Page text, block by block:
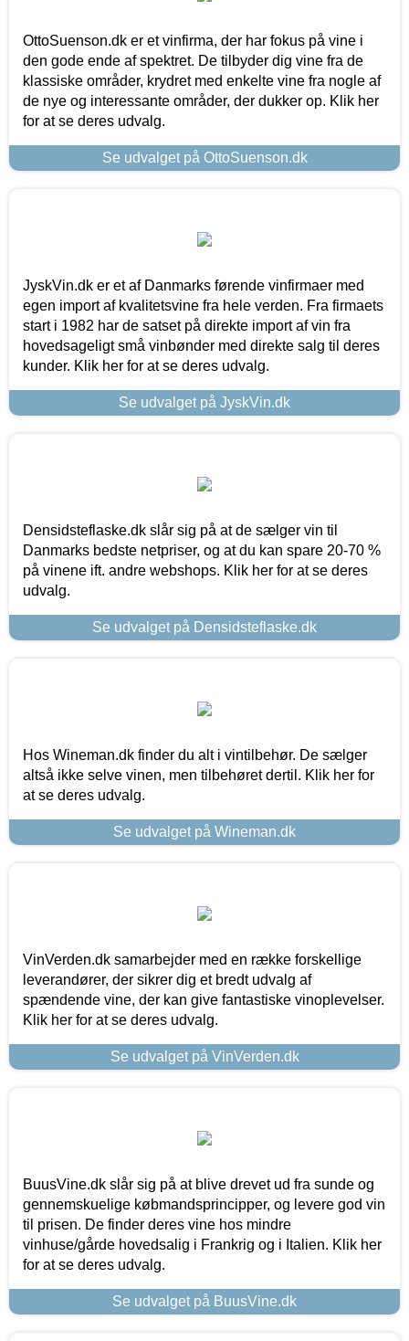
OttoSuenson.dk er et vinfirma, der har fokus på vine i
den gode ende af spektret. De tilbyder dig vine fra de
klassiske områder, krydret med enkelte vine fra nogle af
de nye og interessante områder, der dukker op. Klik her
for at se deres udvalg.
Se udvalget på OttoSuenson.dk
JyskVin.dk er et af Danmarks førende vinfirmaer med
egen import af kvalitetsvine fra hele verden. Fra firmaets
start i 1982 har de satset på direkte import af vin fra
hovedsageligt små vinbønder med direkte salg til deres
kunder. Klik her for at se deres udvalg.
Se udvalget på JyskVin.dk
Densidsteflaske.dk slår sig på at de sælger vin til
Danmarks bedste netpriser, og at du kan spare 20-70 %
på vinene ift. andre webshops. Klik her for at se deres
udvalg.
Se udvalget på Densidsteflaske.dk
Hos Wineman.dk finder du alt i vintilbehør. De sælger
altså ikke selve vinen, men tilbehøret dertil. Klik her for
at se deres udvalg.
Se udvalget på Wineman.dk
VinVerden.dk samarbejder med en række forskellige
leverandører, der sikrer dig et bredt udvalg af
spændende vine, der kan give fantastiske vinoplevelser.
Klik her for at se deres udvalg.
Se udvalget på VinVerden.dk
BuusVine.dk slår sig på at blive drevet ud fra sunde og
gennemskuelige købmandsprincipper, og levere god vin
til prisen. De finder deres vine hos mindre
vinhuse/gårde hovedsalig i Frankrig og i Italien. Klik her
for at se deres udvalg.
Se udvalget på BuusVine.dk